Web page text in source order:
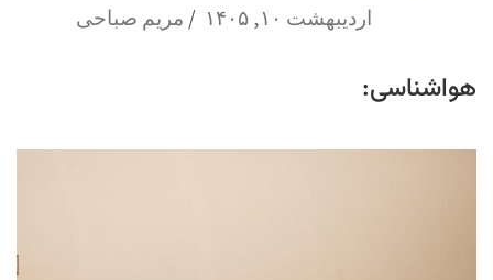
اردیبهشت ۱۰, ۱۴۰۵ مریم صباحی
هواشناسی: